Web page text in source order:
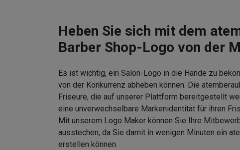
Heben Sie sich mit dem
Barber Shop-Logo von der
Es ist wichtig, ein Salon-Logo in die Hände zu
von der Konkurrenz abheben können. Die
Friseure, die auf unserer Plattform bereitgestellt
eine unverwechselbare Markenidentität für ihren
Mit unserem Logo Maker können Sie Ihre
ausstechen, da Sie damit in wenigen Minuten ein
erstellen können.